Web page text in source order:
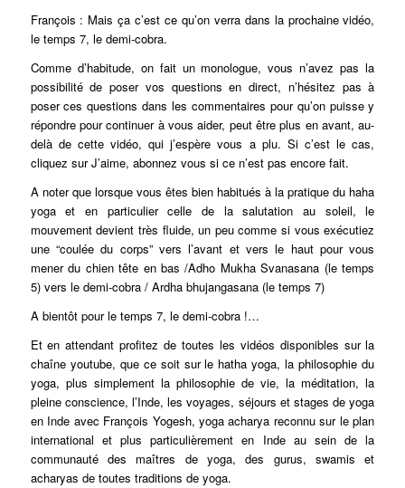
François : Mais ça c’est ce qu’on verra dans la prochaine vidéo,
le temps 7, le demi-cobra.
Comme d’habitude, on fait un monologue, vous n’avez pas la
possibilité de poser vos questions en direct, n’hésitez pas à
poser ces questions dans les commentaires pour qu’on puisse y
répondre pour continuer à vous aider, peut être plus en avant, au-
delà de cette vidéo, qui j’espère vous a plu. Si c’est le cas,
cliquez sur J’aime, abonnez vous si ce n’est pas encore fait.
A noter que lorsque vous êtes bien habitués à la pratique du haha
yoga et en particulier celle de la salutation au soleil, le
mouvement devient très fluide, un peu comme si vous exécutiez
une “coulée du corps” vers l’avant et vers le haut pour vous
mener du chien tête en bas /Adho Mukha Svanasana (le temps
5) vers le demi-cobra / Ardha bhujangasana (le temps 7)
A bientôt pour le temps 7, le demi-cobra !…
Et en attendant profitez de toutes les vidéos disponibles sur la
chaîne youtube, que ce soit sur le hatha yoga, la philosophie du
yoga, plus simplement la philosophie de vie, la méditation, la
pleine conscience, l’Inde, les voyages, séjours et stages de yoga
en Inde avec François Yogesh, yoga acharya reconnu sur le plan
international et plus particulièrement en Inde au sein de la
communauté des maîtres de yoga, des gurus, swamis et
acharyas de toutes traditions de yoga.